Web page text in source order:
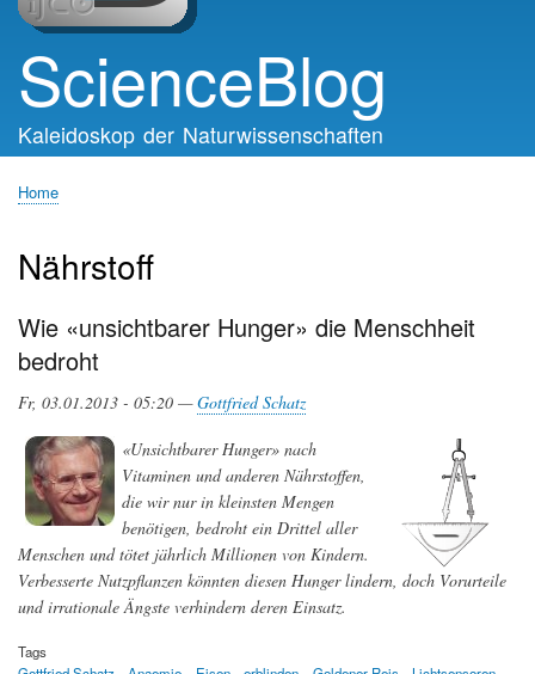
ScienceBlog
Kaleidoskop der Naturwissenschaften
Home
Nährstoff
Wie «unsichtbarer Hunger» die Menschheit
bedroht
Fr, 03.01.2013 - 05:20 —Gottfried Schatz
«Unsichtbarer Hunger» nach
Vitaminen und anderen Nährstoffen,
die wir nur in kleinsten Mengen
benötigen, bedroht ein Drittel aller
Menschen und tötet jährlich Millionen von Kindern.
Verbesserte Nutzpflanzen könnten diesen Hunger lindern, doch Vorurteile
und irrationale Ängste verhindern deren Einsatz.
Tags